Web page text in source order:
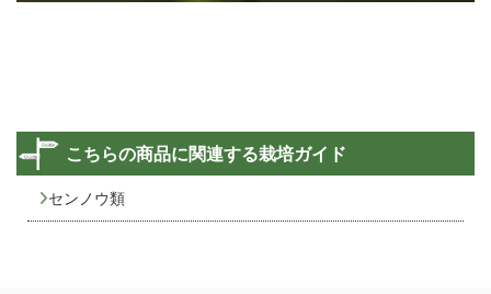
こちらの商品に関連する栽培ガイド
センノウ類